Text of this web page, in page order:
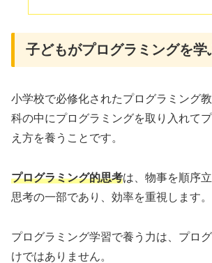
子どもがプログラミングを学
小学校で必修化されたプログラミング
科の中にプログラミングを取り入れて
え方を養うことです。
プログラミング的思考は、物事を順序
思考の一部であり、効率を重視します。
プログラミング学習で養う力は、プロ
けではありません。